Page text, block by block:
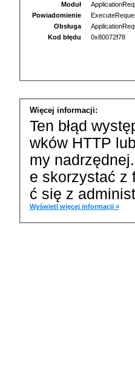
Moduł
Powiadomienie
Obsługa
Kod błędu
0x80072f78
Więcej informacji:
Ten błąd
wków HTTP
my
e skorzystać z
ć się z
Wyświetl więcej informacji »